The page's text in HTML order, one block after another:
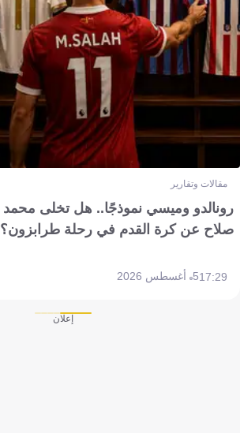
مقالات وتقارير
رونالدو وميسي نموذجًا.. هل تخلى محمد
صلاح عن كرة القدم في رحلة طرابزون؟
17:295 أغسطس 2026
إعلان